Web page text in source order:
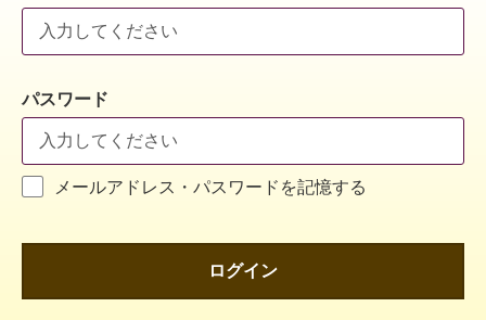
パスワード
メールアドレス・パスワードを記憶する
ログイン